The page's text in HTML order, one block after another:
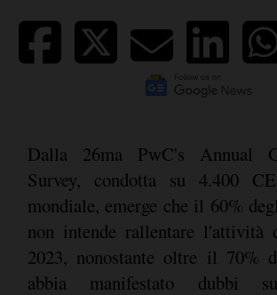
Dalla 26ma PwC's Annual
Survey, condotta su 4.400
mondiale, emerge che il 60%
non intende rallentare
2023, nonostante oltre il 70%
abbia manifestato dubbi